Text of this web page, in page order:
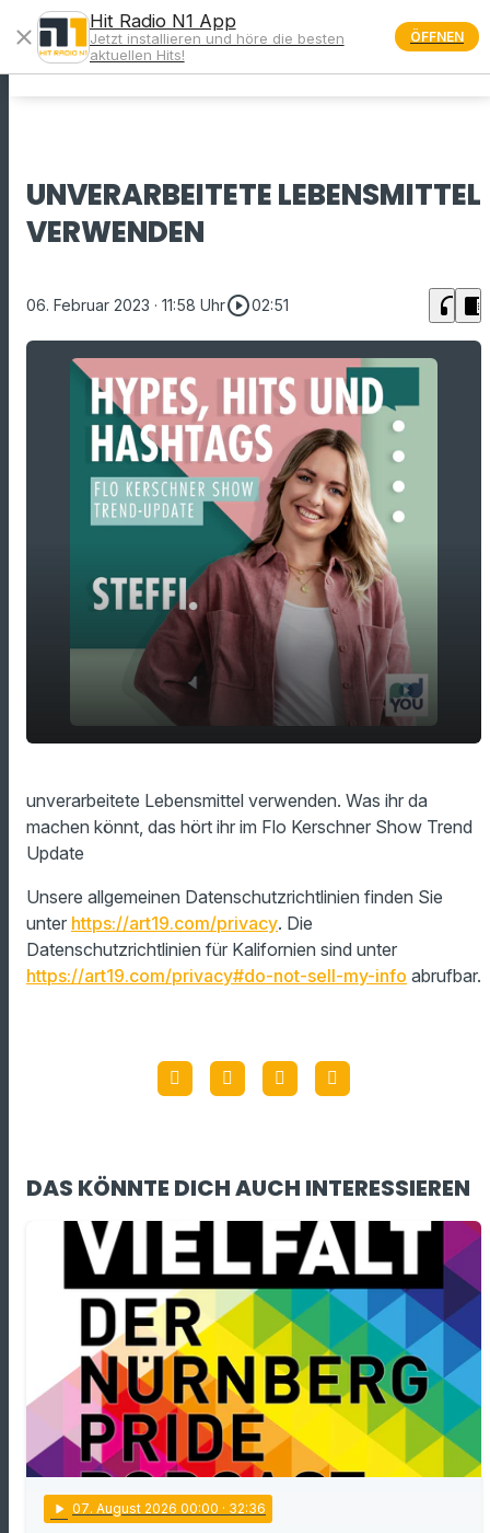
menu
UNVERARBEITETE LEBENSMITTEL
VERWENDEN
06. Februar 2023 · 11:58 Uhrplay_circle_outline02:51 headphones chrome_reader_mode
play_arrow
00:00 02:51
unverarbeitete Lebensmittel verwenden. Was ihr da
machen könnt, das hört ihr im Flo Kerschner Show Trend
Update
Unsere allgemeinen Datenschutzrichtlinien finden Sie
unter https://art19.com/privacy. Die
Datenschutzrichtlinien für Kalifornien sind unter
https://art19.com/privacy#do-not-sell-my-info abrufbar.
DAS KÖNNTE DICH AUCH INTERESSIEREN
play_arrow 07. August 2026 00:00 · 32:36
close
Hit Radio N1 App
Jetzt installieren und höre die besten
aktuellen Hits!
ÖFFNEN